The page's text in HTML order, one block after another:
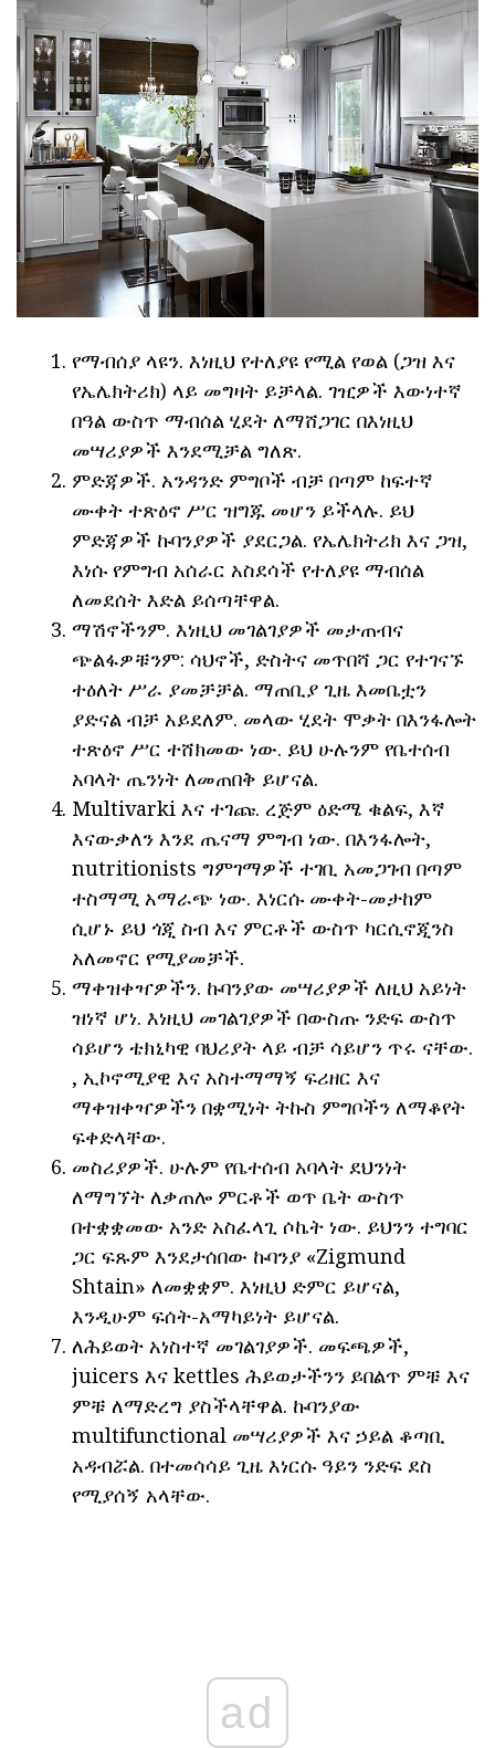
የማብሰያ ላዩን. እነዚህ የተለያዩ የሚል የወል (ጋዝ እና
የኤሌክትሪክ) ላይ መግዛት ይቻላል. ገዢዎች እውነተኛ
በዓል ውስጥ ማብሰል ሂደት ለማሸጋገር በእነዚህ
መሣሪያዎች እንደሚቻል ግለጽ.
ምድጃዎች. አንዳንድ ምግቦች ብቻ በጣም ከፍተኛ
ሙቀት ተጽዕኖ ሥር ዝግጁ መሆን ይችላሉ. ይህ
ምድጃዎች ኩባንያዎች ያደርጋል. የኤሌክትሪክ እና ጋዝ,
እነሱ የምግብ አሰራር አስደሳች የተለያዩ ማብሰል
ለመደሰት እድል ይሰጣቸዋል.
ማሽኖችንም. እነዚህ መገልገያዎች መታጠብና
ጭልፋዎቹንም: ሳህኖች, ድስትና መጥበሻ ጋር የተገናኙ
ተዕለት ሥራ ያመቻቻል. ማጠቢያ ጊዜ እመቤቷን
ያድናል ብቻ አይደለም. መላው ሂደት ሞቃት በእንፋሎት
ተጽዕኖ ሥር ተሸክመው ነው. ይህ ሁሉንም የቤተሰብ
አባላት ጤንነት ለመጠበቅ ይሆናል.
Multivarki እና ተገጩ. ረጅም ዕድሜ ቁልፍ, እኛ
እናውቃለን እንደ ጤናማ ምግብ ነው. በእንፋሎት,
nutritionists ግምገማዎች ተገቢ አመጋገብ በጣም
ተስማሚ አማራጭ ነው. እነርሱ ሙቀት-መታከም
ሲሆኑ ይህ ጎጂ ስብ እና ምርቶች ውስጥ ካርሲኖጂንስ
አለመኖር የሚያመቻች.
ማቀዝቀዣዎችን. ኩባንያው መሣሪያዎች ለዚህ አይነት
ዝነኛ ሆነ. እነዚህ መገልገያዎች በውስጡ ንድፍ ውስጥ
ሳይሆን ቴክኒካዊ ባህሪያት ላይ ብቻ ሳይሆን ጥሩ ናቸው.
, ኢኮኖሚያዊ እና አስተማማኝ ፍሪዘር እና
ማቀዝቀዣዎችን በቋሚነት ትኩስ ምግቦችን ለማቆየት
ፍቀድላቸው.
መስሪያዎች. ሁሉም የቤተሰብ አባላት ደህንነት
ለማግኘት ለቃጠሎ ምርቶች ወጥ ቤት ውስጥ
በተቋቋመው አንድ አስፈላጊ ሶኬት ነው. ይህንን ተግባር
ጋር ፍጹም እንደታሰበው ኩባንያ «Zigmund
Shtain» ለመቋቋም. እነዚህ ድምር ይሆናል,
እንዲሁም ፍሰት-አማካይነት ይሆናል.
ለሕይወት አነስተኛ መገልገያዎች. መፍጫዎች,
juicers እና kettles ሕይወታችንን ይበልጥ ምቹ እና
ምቹ ለማድረግ ያስችላቸዋል. ኩባንያው
multifunctional መሣሪያዎች እና ኃይል ቆጣቢ
አዳብሯል. በተመሳሳይ ጊዜ እነርሱ ዓይን ንድፍ ደስ
የሚያሰኝ አላቸው.
ad